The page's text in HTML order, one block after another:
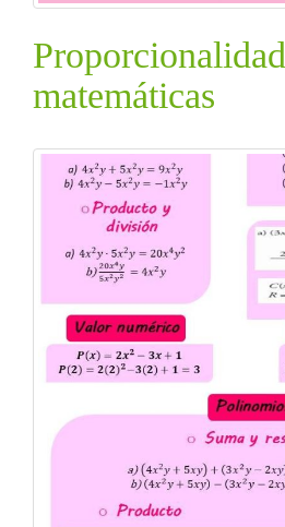
Proporcionalidad
matemáticas